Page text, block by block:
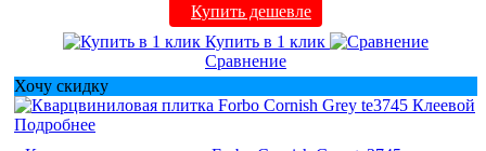
Купить дешевле
Купить в 1 клик
Сравнение
Хочу скидку
Подробнее